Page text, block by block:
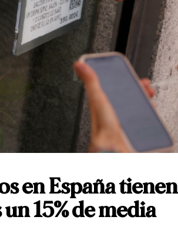
en España tienen
15% de media